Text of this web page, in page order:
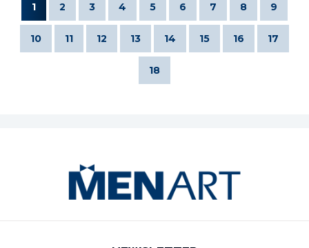
1 2 3 4 5 6 7 8 9
10 11 12 13 14 15 16 17
18